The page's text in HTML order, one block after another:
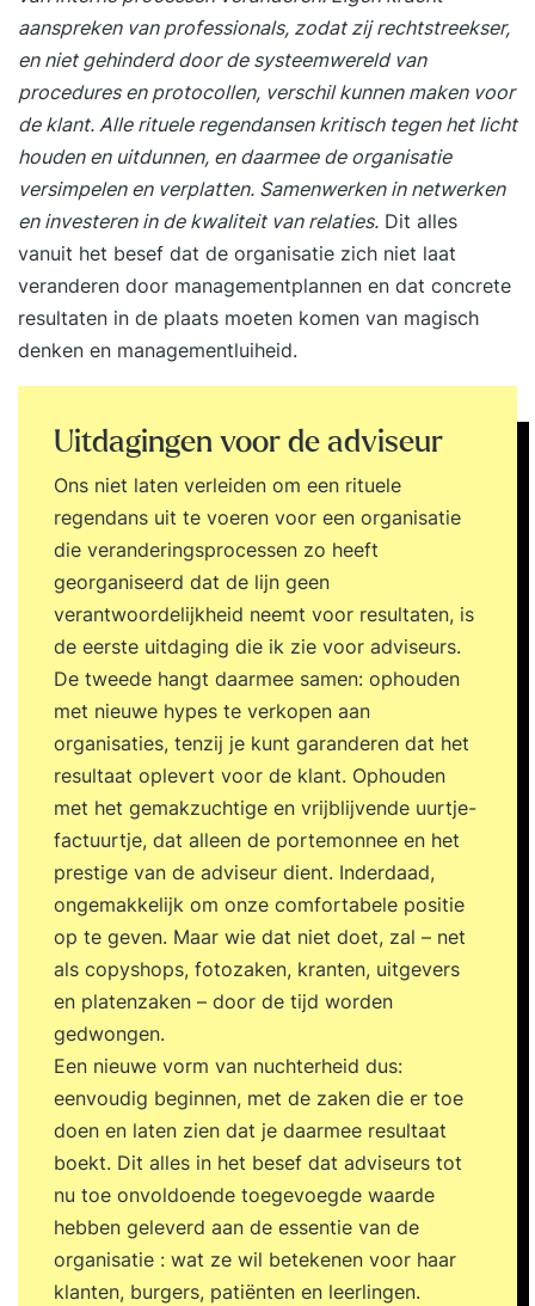
aanspreken van professionals, zodat zij rechtstreekser,
en niet gehinderd door de systeemwereld van
procedures en protocollen, verschil kunnen maken voor
de klant. Alle rituele regendansen kritisch tegen het licht
houden en uitdunnen, en daarmee de organisatie
versimpelen en verplatten. Samenwerken in netwerken
en investeren in de kwaliteit van relaties. Dit alles
vanuit het besef dat de organisatie zich niet laat
veranderen door managementplannen en dat concrete
resultaten in de plaats moeten komen van magisch
denken en managementluiheid.
Uitdagingen voor de adviseur
Ons niet laten verleiden om een rituele
regendans uit te voeren voor een organisatie
die veranderingsprocessen zo heeft
georganiseerd dat de lijn geen
verantwoordelijkheid neemt voor resultaten, is
de eerste uitdaging die ik zie voor adviseurs.
De tweede hangt daarmee samen: ophouden
met nieuwe hypes te verkopen aan
organisaties, tenzij je kunt garanderen dat het
resultaat oplevert voor de klant. Ophouden
met het gemakzuchtige en vrijblijvende uurtje-
factuurtje, dat alleen de portemonnee en het
prestige van de adviseur dient. Inderdaad,
ongemakkelijk om onze comfortabele positie
op te geven. Maar wie dat niet doet, zal – net
als copyshops, fotozaken, kranten, uitgevers
en platenzaken – door de tijd worden
gedwongen.
Een nieuwe vorm van nuchterheid dus:
eenvoudig beginnen, met de zaken die er toe
doen en laten zien dat je daarmee resultaat
boekt. Dit alles in het besef dat adviseurs tot
nu toe onvoldoende toegevoegde waarde
hebben geleverd aan de essentie van de
organisatie : wat ze wil betekenen voor haar
klanten, burgers, patiënten en leerlingen.